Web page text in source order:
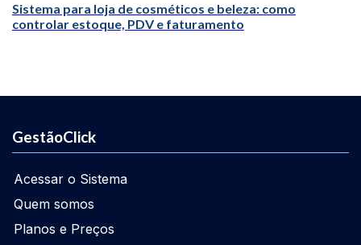
Sistema para loja de cosméticos e beleza: como
controlar estoque, PDV e faturamento
GestãoClick
Acessar o Sistema
Quem somos
Planos e Preços